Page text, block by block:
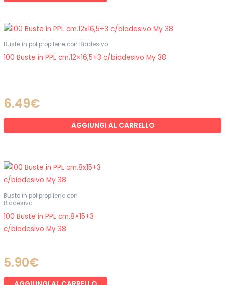
Buste in polipropilene con Biadesivo
100 Buste in PPL cm.12×16,5+3 c/biadesivo My 38
6.49€
AGGIUNGI AL CARRELLO
Buste in polipropilene con
Biadesivo
100 Buste in PPL cm.8×15+3
c/biadesivo My 38
5.90€